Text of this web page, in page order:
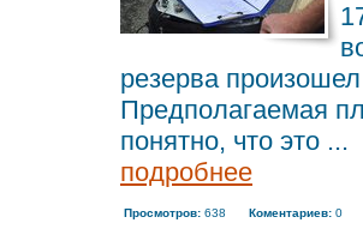
резерва
Предполагаемая
понятно, что это ...
подробнее
Просмотров: 638 Коментариев: 0